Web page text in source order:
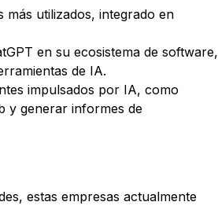
más utilizados, integrado en
en su ecosistema de software,
de IA.
impulsados por IA, como
y generar informes de
estas empresas actualmente